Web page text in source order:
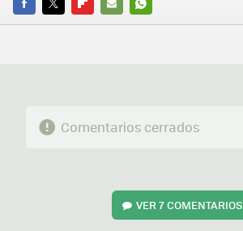
FACEBOOK
TWITTERFLIPBOARD
E-
WHATSAPP
Comentarios cerrados
VER7 COMENTARIOS